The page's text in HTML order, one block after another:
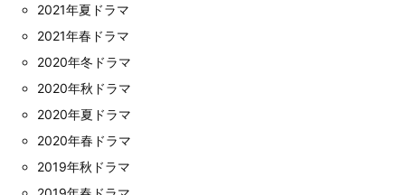
2021年夏ドラマ
2021年春ドラマ
2020年冬ドラマ
2020年秋ドラマ
2020年夏ドラマ
2020年春ドラマ
2019年秋ドラマ